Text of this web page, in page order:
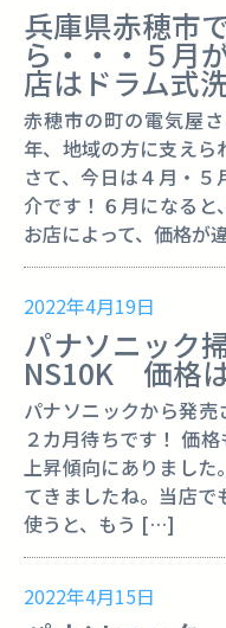
兵庫県赤穂市
ら・・・５月
店はドラム式
赤穂市の町の電気屋
年、地域の方に支え
さて、今日は４月・
介です！６月になると
お店によって、価格が
2022年4月19日
パナソニック
NS10K 価格
パナソニックから発
２カ月待ちです！ 価
上昇傾向にありまし
てきましたね。当店
使うと、もう […]
2022年4月15日